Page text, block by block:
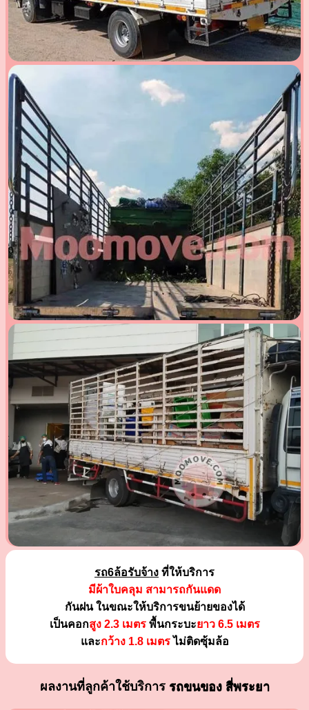
รถ6ล้อรับจ้าง ที่ให้บริการ
มีผ้าใบคลุม สามารถกันแดด
กันฝน ในขณะให้บริการขนย้ายของได้
เป็นคอกสูง 2.3 เมตรพื้นกระบะยาว 6.5 เมตร
และกว้าง 1.8 เมตรไม่ติดซุ้มล้อ
ผลงานที่ลูกค้าใช้บริการ รถขนของ สี่พระยา